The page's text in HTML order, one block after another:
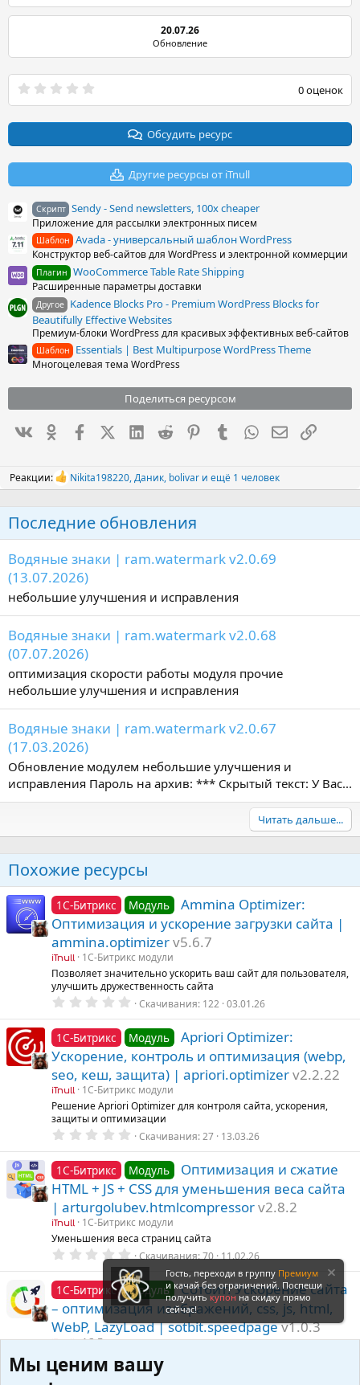
20.07.26
Обновление
0
0
в
з
0 оценок
Обсудить ресурс
Другие ресурсы от iTnull
Скрипт Sendy - Send newsletters, 100x cheaper
Приложение для рассылки электронных писем
Шаблон Avada - универсальный шаблон WordPress
Конструктор веб-сайтов для WordPress и электронной коммерции
Плагин WooCommerce Table Rate Shipping
Расширенные параметры доставки
Другое Kadence Blocks Pro - Premium WordPress Blocks for
Beautifully Effective Websites
Премиум-блоки WordPress для красивых эффективных веб-сайтов
Шаблон Essentials | Best Multipurpose WordPress Theme
Многоцелевая тема WordPress
Поделиться ресурсом
ВконтактеОдноклассники
FacebookX (Twitter)LinkedIn
Reddit PinterestTumblrWhatsAppСсылка
Реакции:
Р
а
к
и
:
Nikita198220,Даник, bolivar и ещё 1 человек
Последние обновления
Водяные знаки | ram.watermark v2.0.69
(13.07.2026)
небольшие улучшения и исправления
Водяные знаки | ram.watermark v2.0.68
(07.07.2026)
оптимизация скорости работы модуля прочие
небольшие улучшения и исправления
Водяные знаки | ram.watermark v2.0.67
(17.03.2026)
Обновление модулем небольшие улучшения и
исправления Пароль на архив: *** Скрытый текст: У Вас...
Читать дальше...
Похожие ресурсы
1С-Битрикс Модуль
Ammina Optimizer:
Оптимизация и ускорение загрузки сайта |
ammina.optimizerv5.6.7
iTnull
1С-Битрикс модули
Позволяет значительно ускорить ваш сайт для пользователя,
улучшить дружественность сайта
0
0
0
з
в
з
д
Скачивания 122 03.01.26
1С-Битрикс Модуль
Apriori Optimizer:
Ускорение, контроль и оптимизация (webp,
seo, кеш, защита) | apriori.optimizerv2.2.22
iTnull
1С-Битрикс модули
Решение Apriori Optimizer для контроля сайта, ускорения,
защиты и оптимизации
0
0
0
з
в
з
д
Скачивания 27 13.03.26
1С-Битрикс Модуль
Оптимизация и сжатие
HTML + JS + CSS для уменьшения веса сайта
| arturgolubev.htmlcompressorv2.8.2
iTnull
1С-Битрикс модули
Уменьшения веса страниц сайта
0
.
0
0
з
в
ё
з
д
Скачивания 70 11.02.26
1С-Битрикс Модуль
Сотбит: Ускорение сайта
– оптимизация изображений, css, js, html,
WebP, LazyLoad | sotbit.speedpagev1.0.3
1С-Битрикс модули
Позволяющий увеличить (на 12% - 97%) как скорость загрузки
сайта, так и показатели GoogleSpeed
Гость, переходи в группу Премиум
и качай без ограничений. Поспеши
получитькупонна скидку прямо
сейчас!
Мы ценим вашу